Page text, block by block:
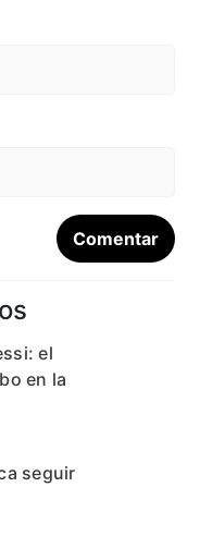
el
en la
seguir